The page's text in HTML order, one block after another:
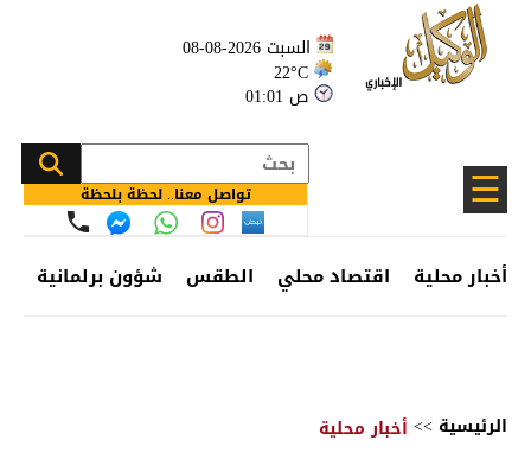
السبت 2026-08-08
22°C
01:01 ص
☰ تواصل معنا.. لحظة بلحظة
أخبار محلية اقتصاد محلي الطقس شؤون برلمانية
الرئيسية >> أخبار محلية